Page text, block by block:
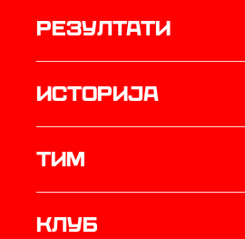
резултати
историја
ТИМ
Клуб